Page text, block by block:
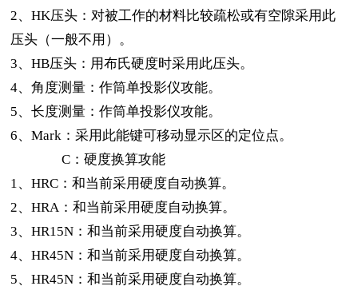
2、HK压头：对被工作的材料比较疏松或有空隙采用此
压头（一般不用）。
3、HB压头：用布氏硬度时采用此压头。
4、角度测量：作筒单投影仪攻能。
5、长度测量：作筒单投影仪攻能。
6、Mark ：采用此能键可移动显示区的定位点。
C ：硬度换算攻能
1、HRC ：和当前采用硬度自动换算。
2、HRA ：和当前采用硬度自动换算。
3、HR15N ：和当前采用硬度自动换算。
4、HR45N ：和当前采用硬度自动换算。
5、HR45N ：和当前采用硬度自动换算。